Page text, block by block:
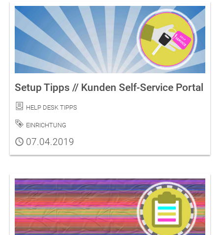
Setup Tipps // Kunden Self-Service Portal
Kategorie
Help Desk Tipps
Schlagwort
Einrichtung
Publiziert
07.04.2019